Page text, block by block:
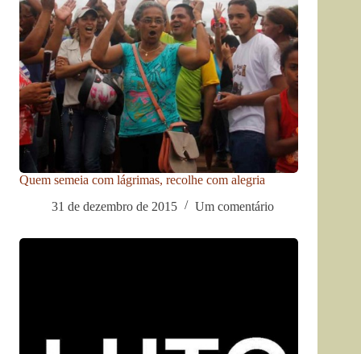
Quem semeia com lágrimas, recolhe com alegria
31 de dezembro de 2015
Um comentário